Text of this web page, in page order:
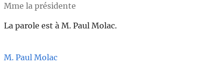
Mme la présidente
La parole est à M. Paul Molac.
M. Paul Molac